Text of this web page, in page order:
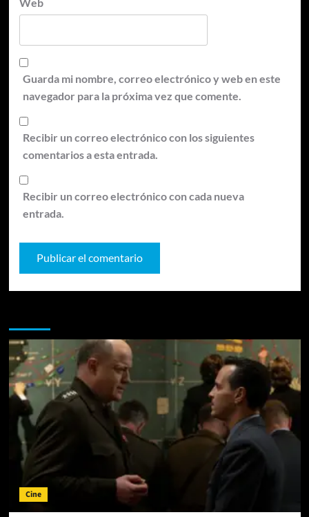
Guarda mi nombre, correo electrónico y web en este
navegador para la próxima vez que comente.
Recibir un correo electrónico con los siguientes
comentarios a esta entrada.
Recibir un correo electrónico con cada nueva
entrada.
Cine